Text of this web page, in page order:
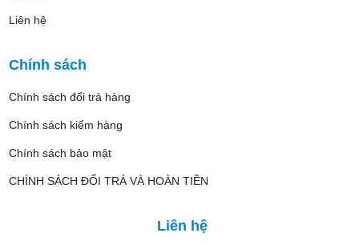
Liên hệ
Chính sách
Chính sách đổi trả hàng
Chính sách kiểm hàng
Chính sách bảo mật
CHÍNH SÁCH ĐỔI TRẢ VÀ HOÀN TIỀN
Liên hệ